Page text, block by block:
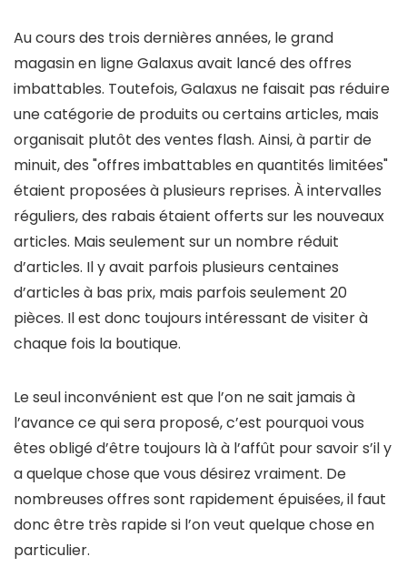
Au cours des trois dernières années, le grand
magasin en ligne Galaxus avait lancé des offres
imbattables. Toutefois, Galaxus ne faisait pas réduire
une catégorie de produits ou certains articles, mais
organisait plutôt des ventes flash. Ainsi, à partir de
minuit, des "offres imbattables en quantités limitées"
étaient proposées à plusieurs reprises. À intervalles
réguliers, des rabais étaient offerts sur les nouveaux
articles. Mais seulement sur un nombre réduit
d’articles. Il y avait parfois plusieurs centaines
d’articles à bas prix, mais parfois seulement 20
pièces. Il est donc toujours intéressant de visiter à
chaque fois la boutique.
Le seul inconvénient est que l’on ne sait jamais à
l’avance ce qui sera proposé, c’est pourquoi vous
êtes obligé d’être toujours là à l’affût pour savoir s’il y
a quelque chose que vous désirez vraiment. De
nombreuses offres sont rapidement épuisées, il faut
donc être très rapide si l’on veut quelque chose en
particulier.